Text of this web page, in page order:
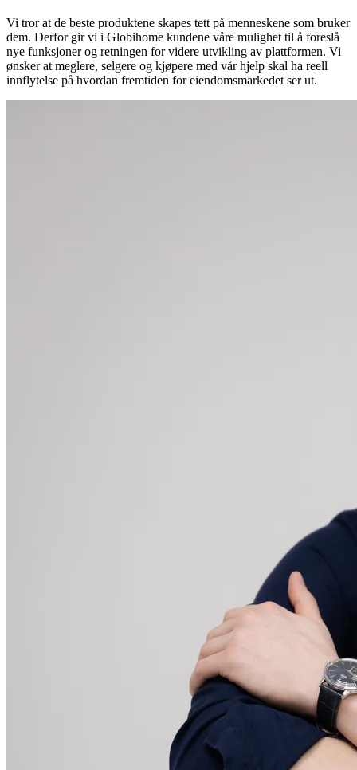
Vi tror at de beste produktene skapes tett på menneskene som bruker
dem. Derfor gir vi i Globihome kundene våre mulighet til å foreslå
nye funksjoner og retningen for videre utvikling av plattformen. Vi
ønsker at meglere, selgere og kjøpere med vår hjelp skal ha reell
innflytelse på hvordan fremtiden for eiendomsmarkedet ser ut.